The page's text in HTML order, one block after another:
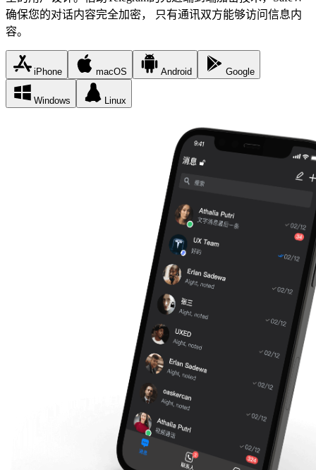
确保您的对话内容完全加密， 只有通讯双方能够访问信息内
容。
iPhone macOS Android Google
Windows Linux